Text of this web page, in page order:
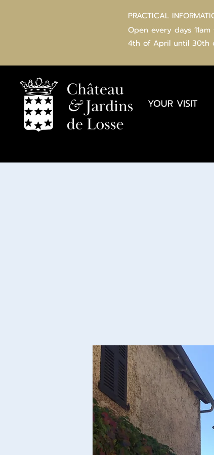
PRACTICAL
Open every days
4th of April until 30th
YOUR VISIT